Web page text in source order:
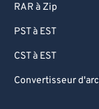
RAR à Zip
PST à EST
CST à EST
Convertisseur